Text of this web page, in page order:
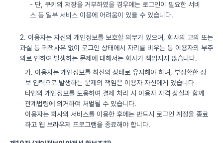
- 단, 쿠키의 저장을 거부하였을 경우에는 로그인이 필요한 서비
스 등 일부 서비스 이용에 어려움이 있을 수 있습니다.
2. 이용자는 자신의 개인정보를 보호할 의무가 있으며, 회사의 고의 또는
과실 등 귀책사유 없이 로그인 상태에서 자리를 비우는 등 이용자의 부주
의로 인하여 발생하는 문제에 대해서는 회사가 책임지지 않습니다.
가. 이용자는 개인정보를 최신의 상태로 유지해야 하며, 부정확한 정
보 입력으로 발생하는 문제의 책임은 이용자 자신에게 있습니다
타인의 개인정보를 도용하여 결제 처리 시 이용자 자격 상실과 함께
관계법령에 의거하여 처벌될 수 있습니다.
이용자는 회사의 서비스를 이용한 후에는 반드시 로그인 계정을 종료
하고 웹 브라우저 프로그램을 종료해야 합니다.